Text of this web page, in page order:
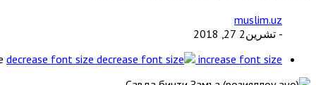
muslim.uz
- تشرين2 27, 2018
decrease font size increase font size